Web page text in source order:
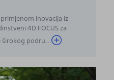
inovacija iz
4D FOCUS za
podru...